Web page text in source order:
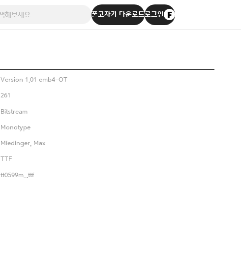
폰코자키 다운로드로그인
Version 1.01 emb4-OT
261
Bitstream
Monotype
Miedinger, Max
TTF
tt0599m_.ttf